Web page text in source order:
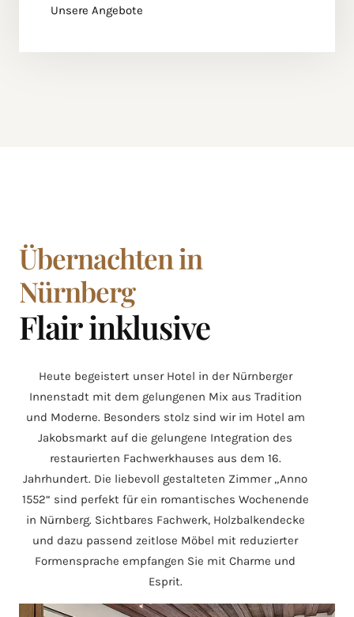
Unsere Angebote
Übernachten in
Nürnberg
Flair inklusive
Heute begeistert unser Hotel in der Nürnberger
Innenstadt mit dem gelungenen Mix aus Tradition
und Moderne. Besonders stolz sind wir im Hotel am
Jakobsmarkt auf die gelungene Integration des
restaurierten Fachwerkhauses aus dem 16.
Jahrhundert. Die liebevoll gestalteten Zimmer „Anno
1552“ sind perfekt für ein romantisches Wochenende
in Nürnberg. Sichtbares Fachwerk, Holzbalkendecke
und dazu passend zeitlose Möbel mit reduzierter
Formensprache empfangen Sie mit Charme und
Esprit.